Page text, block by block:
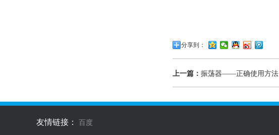
分享到：
上一篇： 振荡器——正确使用方法
友情链接： 百度